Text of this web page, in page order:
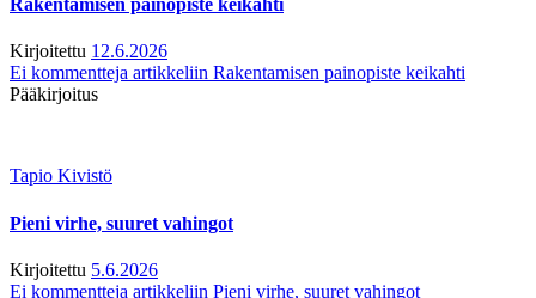
Rakentamisen painopiste keikahti
Kirjoitettu 12.6.2026
Ei kommentteja artikkeliin Rakentamisen painopiste keikahti
Pääkirjoitus
Tapio Kivistö
Pieni virhe, suuret vahingot
Kirjoitettu 5.6.2026
Ei kommentteja artikkeliin Pieni virhe, suuret vahingot